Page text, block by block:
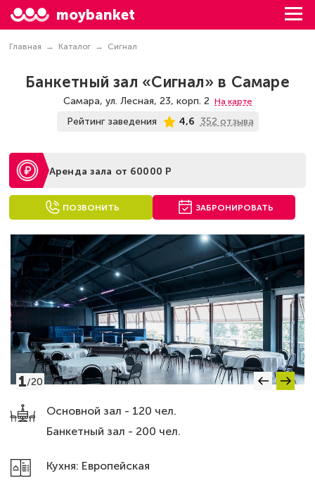
moybanket
Главная Каталог Сигнал
Банкетный зал «Сигнал» в Самаре
Самара, ул. Лесная, 23, корп. 2 На карте
Рейтинг заведения 4,6 352 отзыва
Аренда зала от 60000 Р
ПОЗВОНИТЬ ЗАБРОНИРОВАТЬ
Основной зал - 120 чел.
Банкетный зал - 200 чел.
Кухня: Европейская
1/20